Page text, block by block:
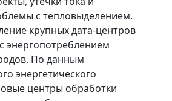
с тепловыделением.
крупных дата-центров
энергопотреблением
По данным
энергетического
центры обработки